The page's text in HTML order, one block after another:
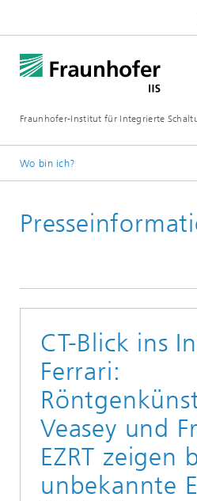
Fraunhofer-Institut für Integrierte
Wo bin ich?
News / Presse
CT-Blick ins
Ferrari:
Veasey und
EZRT zeigen
unbekannte